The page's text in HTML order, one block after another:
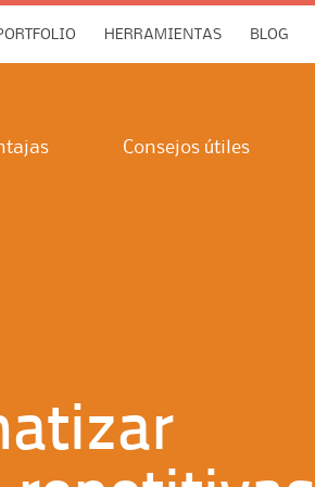
HERRAMIENTAS BLOG
Consejos útiles